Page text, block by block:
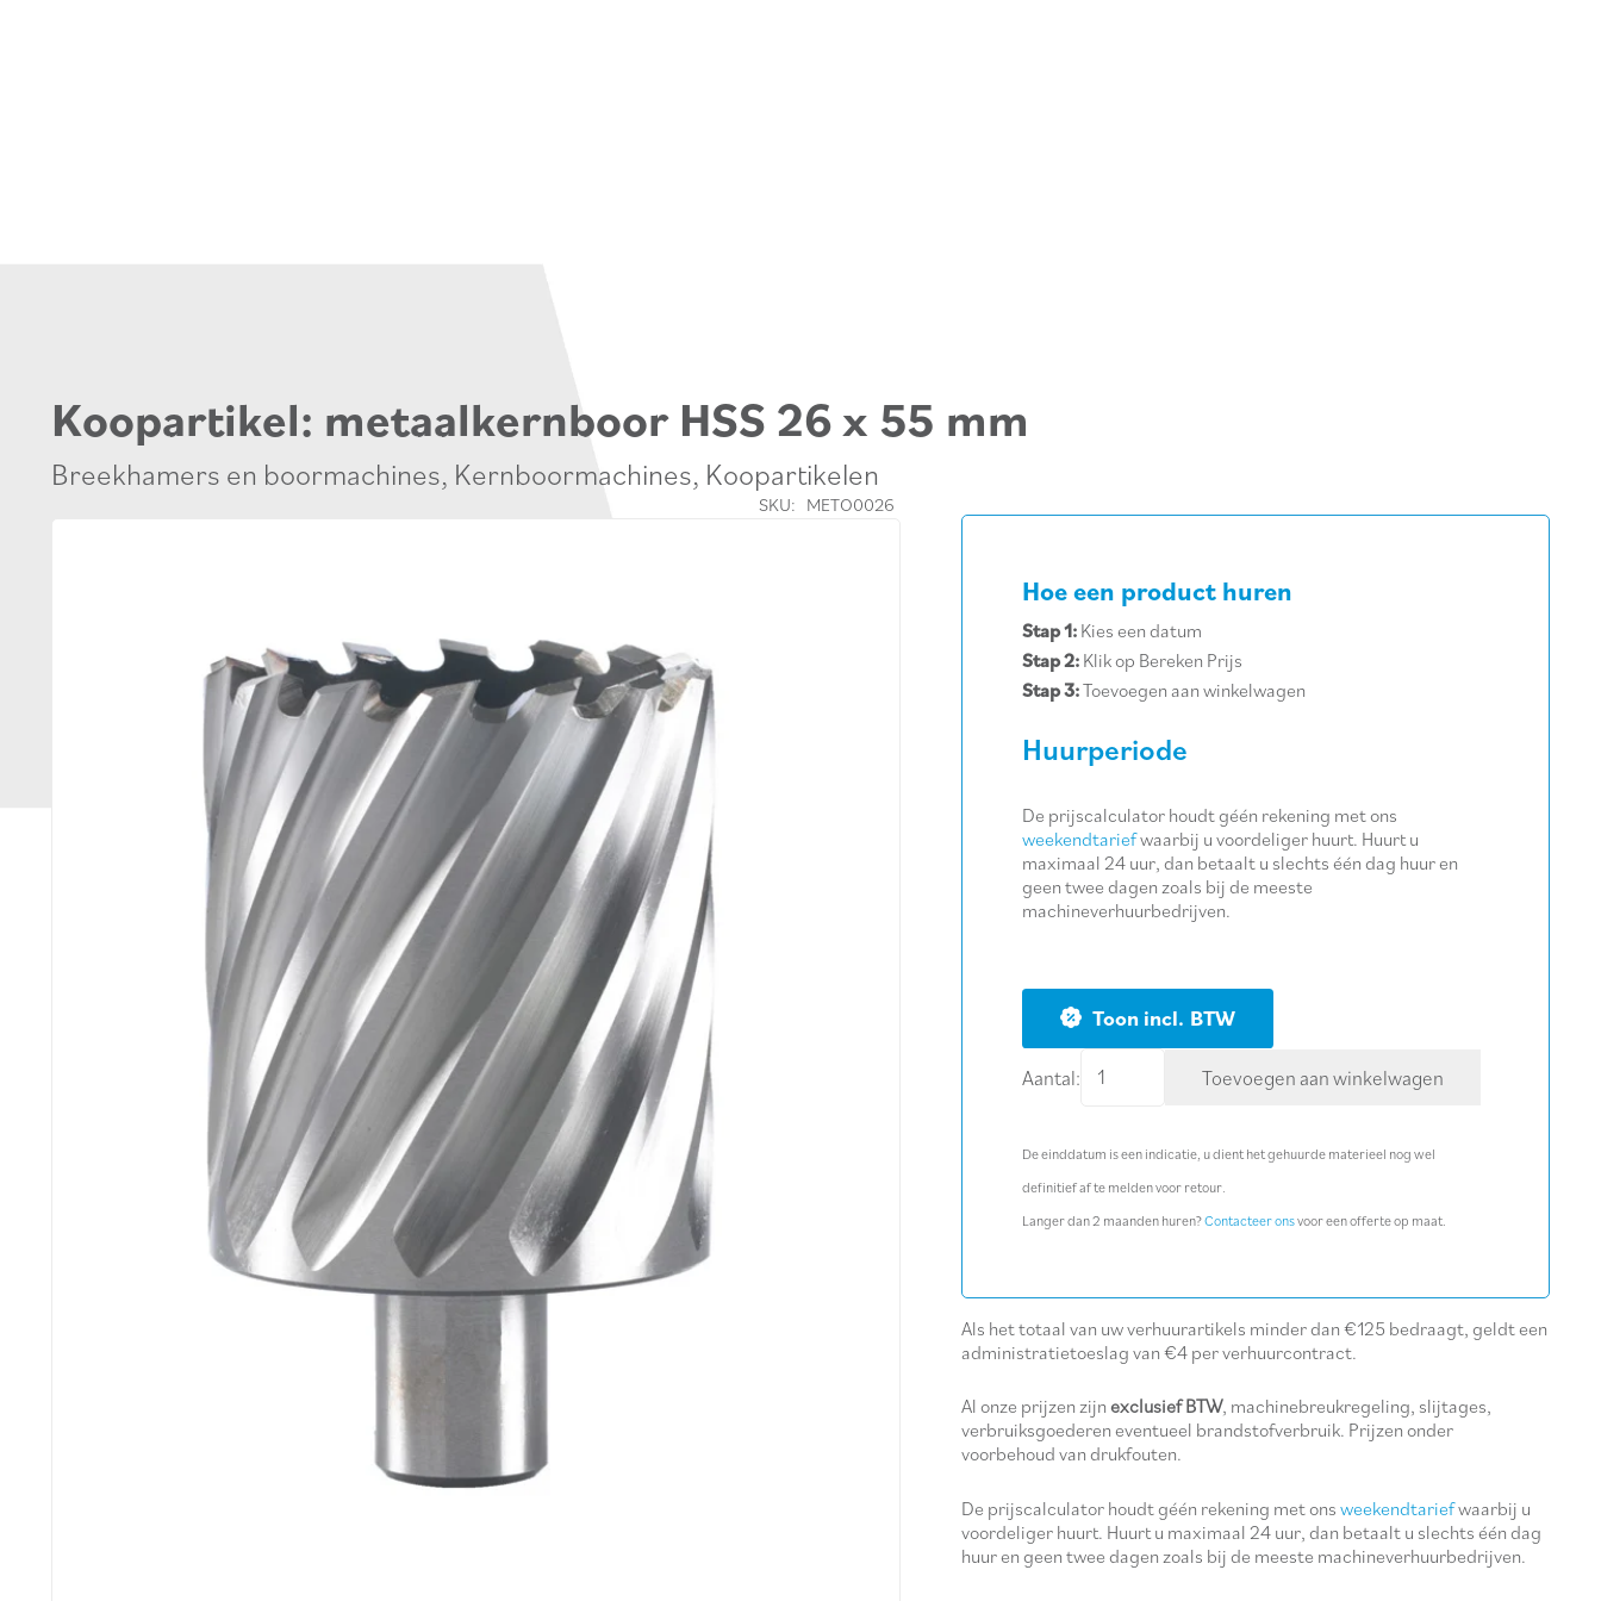
Koopartikel: metaalkernboor HSS 26 x 55 mm
Breekhamers en boormachines, Kernboormachines, Koopartikelen
SKU: METO0026
Hoe een product huren
Stap 1:Kies een datum
Stap 2:Klik op Bereken Prijs
Stap 3:Toevoegen aan winkelwagen
Huurperiode
De prijscalculator houdt géén rekening met ons
weekendtariefwaarbij u voordeliger huurt. Huurt u
maximaal 24 uur, dan betaalt u slechts één dag huur en
geen twee dagen zoals bij de meeste
machineverhuurbedrijven.
BTW
Aantal:
Koopartikel:
26
x
55
aantal
Toevoegen aan winkelwagen
De einddatum is een indicatie, u dient het gehuurde materieel nog wel
definitief af te melden voor retour.
Langer dan 2 maanden huren?Contacteer onsvoor een offerte op maat.
Als het totaal van uw verhuurartikels minder dan €125 bedraagt, geldt een
administratietoeslag van €4 per verhuurcontract.
Al onze prijzen zijn exclusief BTW, machinebreukregeling, slijtages,
verbruiksgoederen eventueel brandstofverbruik. Prijzen onder
voorbehoud van drukfouten.
De prijscalculator houdt géén rekening met ons weekendtariefwaarbij u
voordeliger huurt. Huurt u maximaal 24 uur, dan betaalt u slechts één dag
huur en geen twee dagen zoals bij de meeste machineverhuurbedrijven.